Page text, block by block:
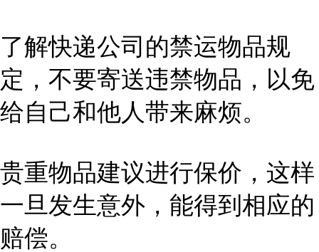
了解快递公司的禁运物品规
定，不要寄送违禁物品，以免
给自己和他人带来麻烦。
贵重物品建议进行保价，这样
一旦发生意外，能得到相应的
赔偿。